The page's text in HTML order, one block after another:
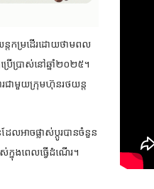
តកម្រដើរដោយថាមពល
រើប្រាស់នៅឆ្នាំ២០២៥។
ជាមួយក្រុមហ៊ុនរថយន្ត
លអាចផ្លាស់ប្តូរបានចំនួន
នុងពេលធ្វើដំណើរ។